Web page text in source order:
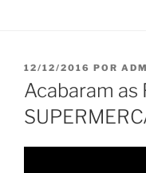
PUBLICADO
EM
12/12/2016 POR
Acabaram as